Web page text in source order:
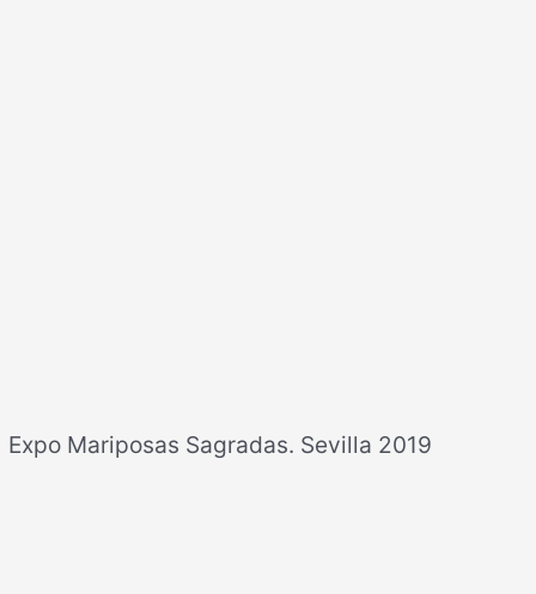
Expo Mariposas Sagradas. Sevilla 2019